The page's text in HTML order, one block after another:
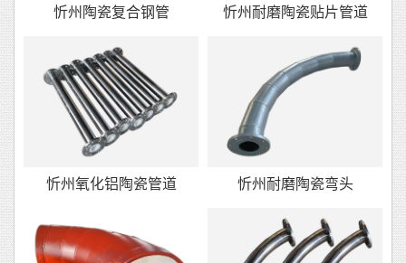
忻州陶瓷复合钢管 忻州耐磨陶瓷贴片管道
忻州氧化铝陶瓷管道 忻州耐磨陶瓷弯头